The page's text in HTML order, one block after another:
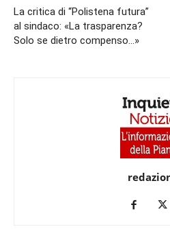
La critica di “Polistena futura”
al sindaco: «La trasparenza?
Solo se dietro compenso…»